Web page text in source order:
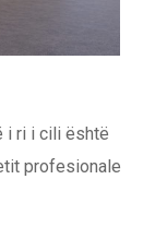
i ri i cili është
profesionale